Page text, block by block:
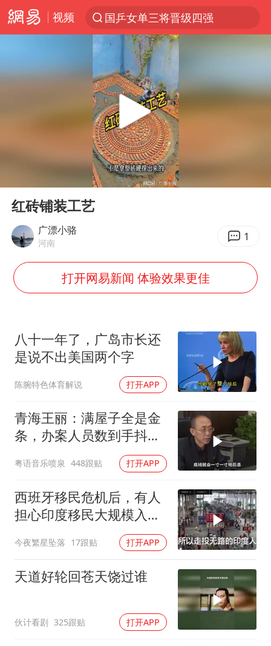
视频
国乒女单三将晋级四强
光影经济撬动暑期消费新蓝海
陈思诚零点晒照为佟丽娅庆生
《欢迎来龙餐馆》口碑
情侣平潭拍日出坠崖1死1伤
白海豚将正面袭击贯穿浙江
宇树王兴兴被问了360多个问题
全民健身事业高质量发展
检测列车撞人致11死2伤 涉事单位被罚
商场现钱学森巨幅海报 负责人回应
乐享全民健身 共筑健康中国
Play
红砖铺装工艺
广漂小骆
河南 1
打开网易新闻 体验效果更佳
八十一年了，广岛市长还
是说不出美国两个字
陈腕特色体育解说 打开APP
青海王丽：满屋子全是金
条，办案人员数到手抖，
丈夫受不了提前离场
粤语音乐喷泉 448跟贴 打开APP
西班牙移民危机后，有人
担心印度移民大规模入侵
今夜繁星坠落 17跟贴 打开APP
天道好轮回苍天饶过谁
伙计看剧 325跟贴 打开APP